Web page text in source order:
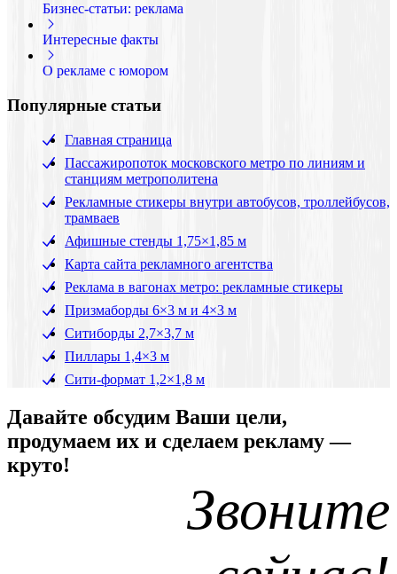
Бизнес-статьи: реклама
Интересные факты
О рекламе с юмором
Популярные статьи
Главная страница
Пассажиропоток московского метро по линиям и
станциям метрополитена
Рекламные стикеры внутри автобусов, троллейбусов,
трамваев
Афишные стенды 1,75×1,85 м
Карта сайта рекламного агентства
Реклама в вагонах метро: рекламные стикеры
Призмаборды 6×3 м и 4×3 м
Ситиборды 2,7×3,7 м
Пиллары 1,4×3 м
Сити-формат 1,2×1,8 м
Давайте обсудим Ваши цели,
продумаем их и сделаем рекламу —
круто!
Звоните